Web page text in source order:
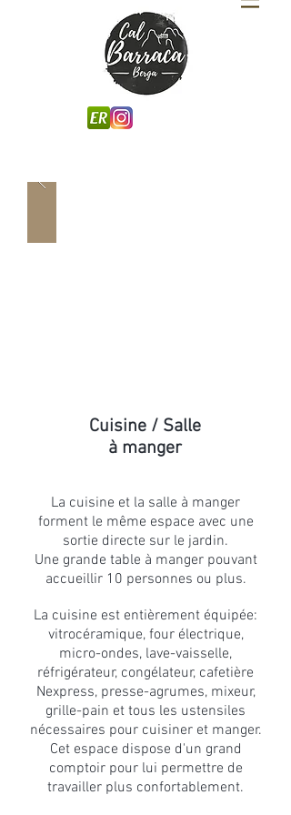
Cuisine / Salle
à manger
La cuisine et la salle à manger
forment le même espace avec une
sortie directe sur le jardin.
Une grande table à manger pouvant
accueillir 10 personnes ou plus.
La cuisine est entièrement équipée:
vitrocéramique, four électrique,
micro-ondes, lave-vaisselle,
réfrigérateur, congélateur, cafetière
Nexpress, presse-agrumes, mixeur,
grille-pain et tous les ustensiles
nécessaires pour cuisiner et manger.
Cet espace dispose d'un grand
comptoir pour lui permettre de
travailler plus confortablement.